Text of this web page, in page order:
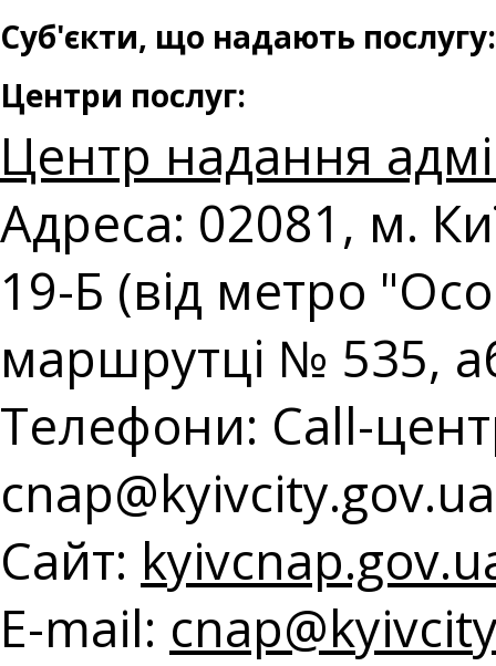
Суб'єкти, що надають послугу:
Центри послуг:
Центр надання
Адреса: 02081, м.
19-Б (від метро
маршрутці № 535,
Телефони: Call-
сnap@kyivcity.gov.ua
Сайт:
E-mail: с